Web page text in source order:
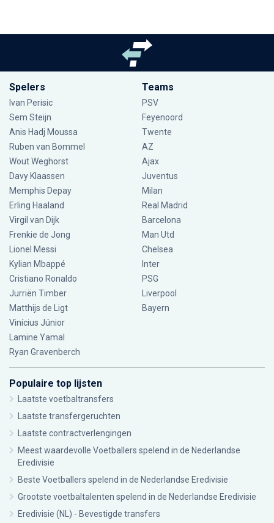
Spelers
Ivan Perisic
Sem Steijn
Anis Hadj Moussa
Ruben van Bommel
Wout Weghorst
Davy Klaassen
Memphis Depay
Erling Haaland
Virgil van Dijk
Frenkie de Jong
Lionel Messi
Kylian Mbappé
Cristiano Ronaldo
Jurriën Timber
Matthijs de Ligt
Vinícius Júnior
Lamine Yamal
Ryan Gravenberch
Teams
PSV
Feyenoord
Twente
AZ
Ajax
Juventus
Milan
Real Madrid
Barcelona
Man Utd
Chelsea
Inter
PSG
Liverpool
Bayern
Populaire top lijsten
Laatste voetbaltransfers
Laatste transfergeruchten
Laatste contractverlengingen
Meest waardevolle Voetballers spelend in de Nederlandse
Eredivisie
Beste Voetballers spelend in de Nederlandse Eredivisie
Grootste voetbaltalenten spelend in de Nederlandse Eredivisie
Eredivisie (NL) - Bevestigde transfers